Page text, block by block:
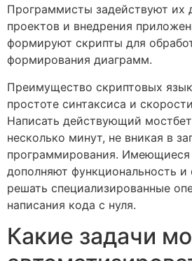
Программисты задействуют их
проектов и внедрения
формируют скрипты для
формирования диаграмм.
Преимущество скриптовых
простоте синтаксиса и
Написать действующий
несколько минут, не вникая в
программирования. Имеющиеся
дополняют функциональность и
решать специализированные
написания кода с нуля.
Какие задачи